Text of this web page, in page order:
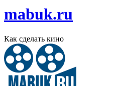
mabuk.ru
Как сделать кино